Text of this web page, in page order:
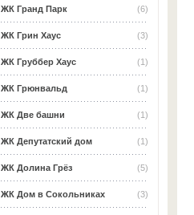
(6)
ЖК Гранд Парк
(3)
ЖК Грин Хаус
(1)
ЖК Груббер Хаус
(1)
ЖК Грюнвальд
(1)
ЖК Две башни
(1)
ЖК Депутатский дом
(5)
ЖК Долина Грёз
(3)
ЖК Дом в Сокольниках